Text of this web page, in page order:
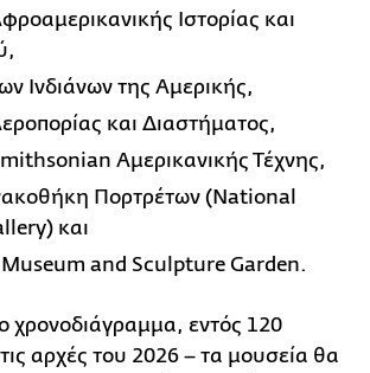
Ιστορίας και
Ινδιάνων της Αμερικής,
και Διαστήματος,
Αμερικανικής Τέχνης,
Πορτρέτων (National
και
and Sculpture Garden.
χρονοδιάγραμμα, εντός 120
αρχές του 2026 – τα μουσεία θα